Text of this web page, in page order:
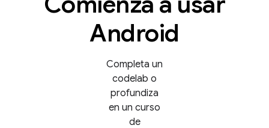
Android
Completa un
codelab o
profundiza
en un curso
de